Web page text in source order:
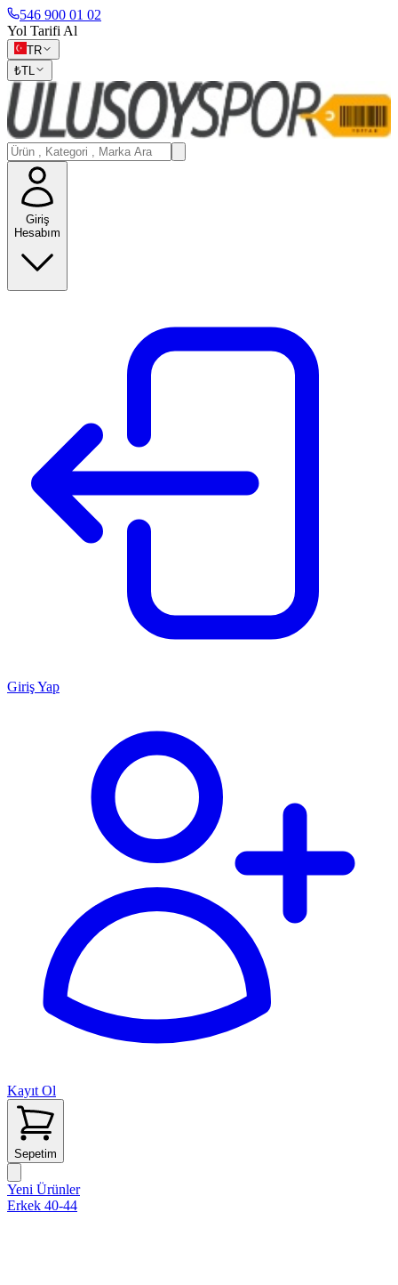
546 900 01 02
Yol Tarifi Al
TR
₺TL
Giriş
Hesabım
Giriş Yap
Kayıt Ol
Sepetim
Yeni Ürünler
Erkek 40-44